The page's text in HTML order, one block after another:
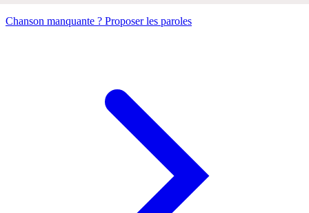
Chanson manquante ? Proposer les paroles